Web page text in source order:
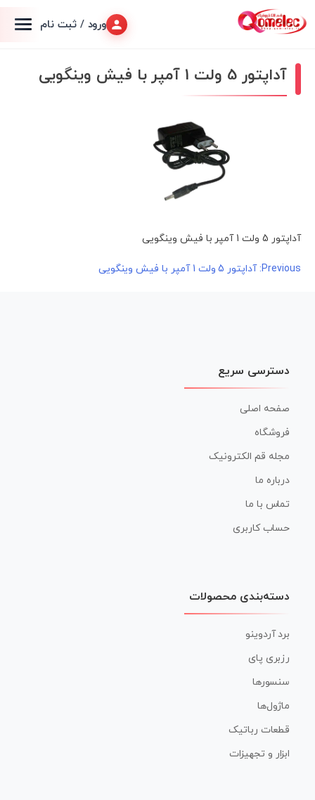
ورود / ثبت نام
آداپتور 5 ولت 1 آمپر با فیش وینگویی
آداپتور 5 ولت 1 آمپر با فیش وینگویی
راهبری
Previous: آداپتور 5 ولت 1 آمپر با فیش وینگویی
دسترسی سریع
صفحه اصلی
فروشگاه
مجله قم الکترونیک
درباره ما
تماس با ما
حساب کاربری
دسته‌بندی محصولات
برد آردوینو
رزبری پای
سنسورها
ماژول‌ها
قطعات رباتیک
ابزار و تجهیزات